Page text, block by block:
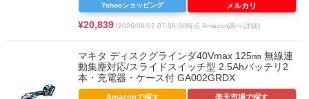
¥20,839 (2026/08/07 07:58:50時点 Amazon調べ-詳細)
Yahooショッピング メルカリ
マキタ ディスクグラインダ40Vmax 125㎜ 無線連
動集塵対応/スライドスイッチ型 2.5Ahバッテリ2
本・充電器・ケース付 GA002GRDX
Amazonで探す 楽天市場で探す